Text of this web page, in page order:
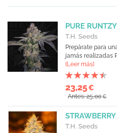
PURE
T.H. Seeds
Prepárate para
jamás realizadas
[Leer más]
23,25€
Antes: 25,00€
T.H. Seeds